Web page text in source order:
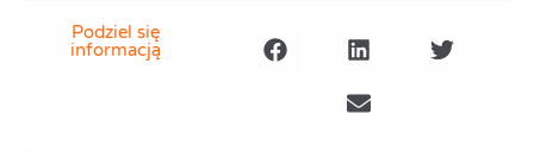
Podziel się
informacją